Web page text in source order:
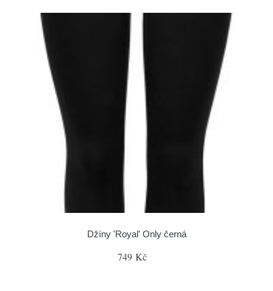
Džíny 'Royal' Only černá
749 Kč